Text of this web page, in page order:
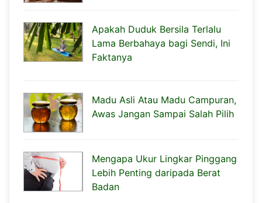
Apakah Duduk Bersila Terlalu
Lama Berbahaya bagi Sendi, Ini
Faktanya
Madu Asli Atau Madu Campuran,
Awas Jangan Sampai Salah Pilih
Mengapa Ukur Lingkar Pinggang
Lebih Penting daripada Berat
Badan